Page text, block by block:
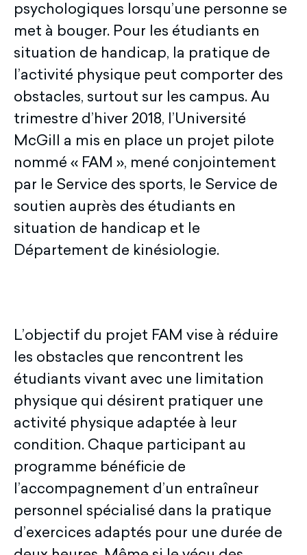
psychologiques lorsqu’une personne se
met à bouger. Pour les étudiants en
situation de handicap, la pratique de
l’activité physique peut comporter des
obstacles, surtout sur les campus. Au
trimestre d’hiver 2018, l’Université
McGill a mis en place un projet pilote
nommé « FAM », mené conjointement
par le Service des sports, le Service de
soutien auprès des étudiants en
situation de handicap et le
Département de kinésiologie.
L’objectif du projet FAM vise à réduire
les obstacles que rencontrent les
étudiants vivant avec une limitation
physique qui désirent pratiquer une
activité physique adaptée à leur
condition. Chaque participant au
programme bénéficie de
l’accompagnement d’un entraîneur
personnel spécialisé dans la pratique
d’exercices adaptés pour une durée de